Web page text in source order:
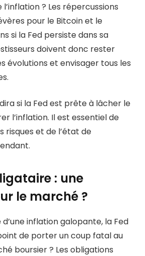
? Les répercussions
pour le Bitcoin et le
si la Fed persiste dans sa
doivent donc rester
évolutions et envisager tous les
si la Fed est prête à lâcher le
l’inflation. Il est essentiel de
risques et de l’état de
: une
le marché ?
inflation galopante, la Fed
de porter un coup fatal au
boursier ? Les obligations